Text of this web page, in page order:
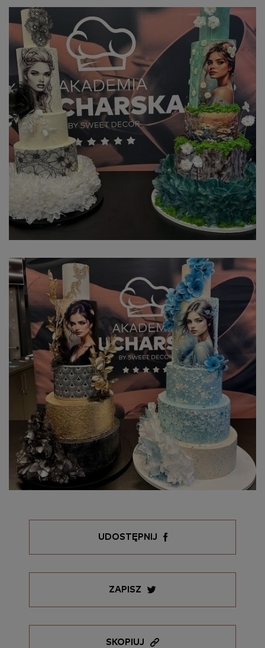
UDOSTĘPNIJ
ZAPISZ
SKOPIUJ
Czy prowadzisz działalność
gospodarczą?
TAK NIE
Podaj datę urodzenia
Podaj wiek
Wybierz wykształcenie
interesują
Wyrażam zgodę na przetwarzanie
moich danych osobowych przez
Akademia KUCHARSKA by Sweet
Decor Barbara Pach. Rozumiem, że
podanie danych osobowych w
formularzu jest dobrowolne.
WYŚLIJ ZGŁOSZENIE